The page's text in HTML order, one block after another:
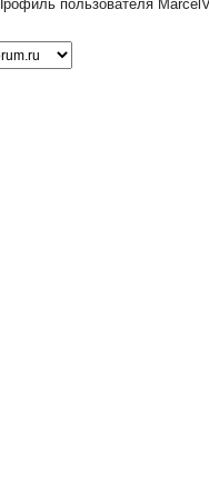
Профиль пользователя